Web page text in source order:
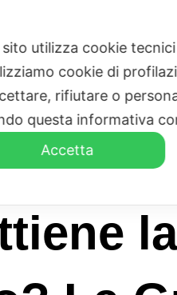
utilizza cookie
cookie di
rifiutare o
questa informativa
Accetta